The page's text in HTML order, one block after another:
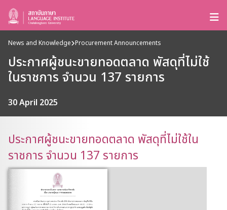
News and Knowledge Procurement Announcements
ประกาศผู้ชนะขายทอดตลาด พัสดุที่ไม่ใช้
ในราชการ จำนวน 137 รายการ
30 April 2025
ประกาศผู้ชนะขายทอดตลาด พัสดุที่ไม่ใช้ใน
ราชการ จำนวน 137 รายการ